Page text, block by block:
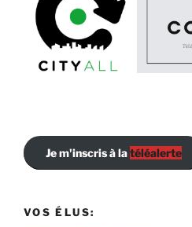
Je m'inscris à latéléalerte
VOS ÉLUS: